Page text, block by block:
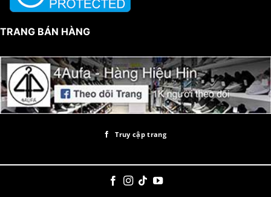
TRANG BÁN HÀNG
Truy cập trang